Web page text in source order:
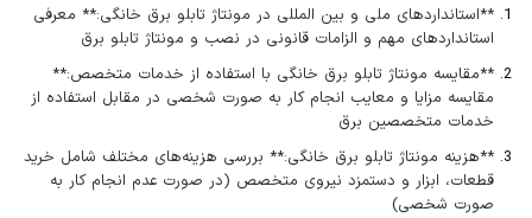
**استانداردهای ملی و بین المللی در مونتاژ تابلو برق خانگی:** معرفی
استانداردهای مهم و الزامات قانونی در نصب و مونتاژ تابلو برق
**مقایسه مونتاژ تابلو برق خانگی با استفاده از خدمات متخصص:**
مقایسه مزایا و معایب انجام کار به صورت شخصی در مقابل استفاده از
خدمات متخصصین برق
**هزینه مونتاژ تابلو برق خانگی:** بررسی هزینه‌های مختلف شامل خرید
قطعات، ابزار و دستمزد نیروی متخصص (در صورت عدم انجام کار به
صورت شخصی)